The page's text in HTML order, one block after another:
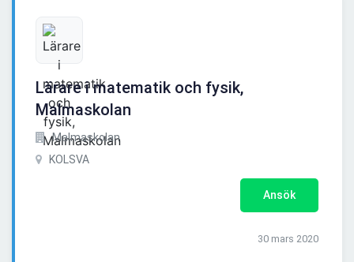
Lärare i matematik och fysik,
Malmaskolan
Malmaskolan
KOLSVA
Ansök
30 mars 2020